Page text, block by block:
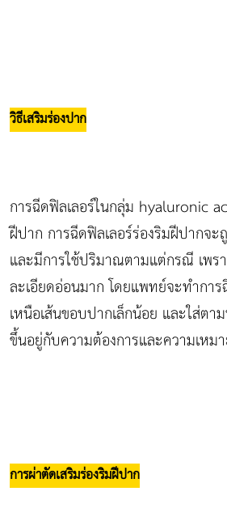
วิธีเสริมร่องปาก
การฉีดฟิลเลอร์ในกลุ่ม hyaluronic
ฝีปาก การฉีดฟิลเลอร์ร่องริมฝีปากจ
และมีการใช้ปริมาณตามแต่กรณี เพร
ละเอียดอ่อนมาก โดยแพทย์จะทำกา
เหนือเส้นขอบปากเล็กน้อย และใส่ต
ขึ้นอยู่กับความต้องการและความเหม
การผ่าตัดเสริมร่องริมฝีปาก